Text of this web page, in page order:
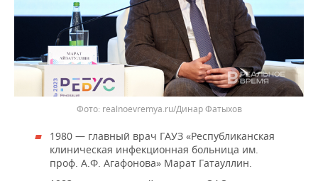
realnoevremya.ru/Динар Фатыхов
1980 — главный врач ГАУЗ «Республиканская
клиническая инфекционная больница им.
проф. А.Ф. Агафонова» Марат Гатауллин.